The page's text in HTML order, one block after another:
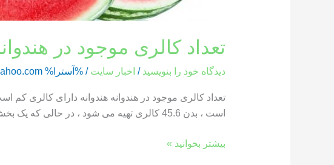
تعداد کالری موجود در
دیدگاه‌ خود را بنویسید / اخبار سایت / %آسترا%
است ، بدن 45.6 کالری تهیه می شود ، در حالی که یک بخش از هندوانه که وزن آن 286 گرم است ، حاوی 85.8 کالری است […]
بیشتر بخوانید »